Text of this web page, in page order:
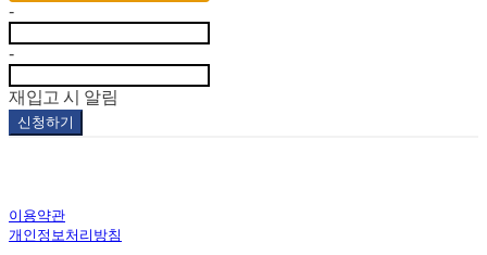
-
-
재입고 시 알림
신청하기
이용약관
개인정보처리방침